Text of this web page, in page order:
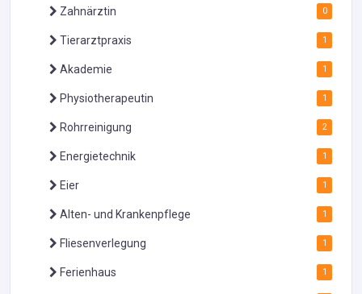
Zahnärztin 0
Tierarztpraxis 1
Akademie 1
Physiotherapeutin 1
Rohrreinigung 2
Energietechnik 1
Eier 1
Alten- und Krankenpflege 1
Fliesenverlegung 1
Ferienhaus 1